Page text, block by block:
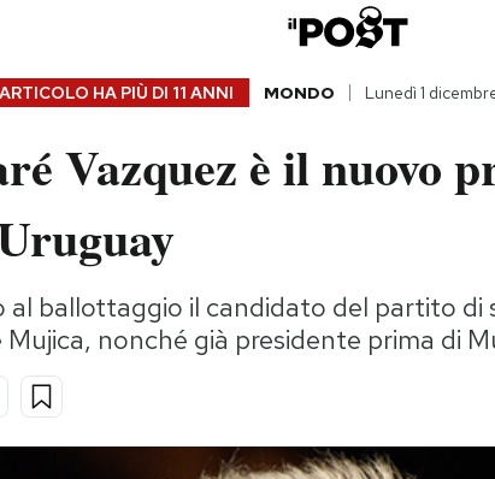
HA PIÙ DI 11 ANNI MONDO Lunedì 1
Vazquez è il nuovo
al ballottaggio il candidato del partito di
nonché già presidente prima di